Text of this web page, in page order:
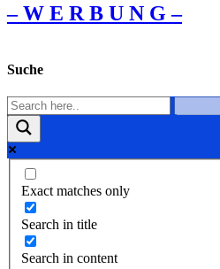
– W Ε R Β U Ν G –
Suche
Exact matches only
Search in title
Search in content